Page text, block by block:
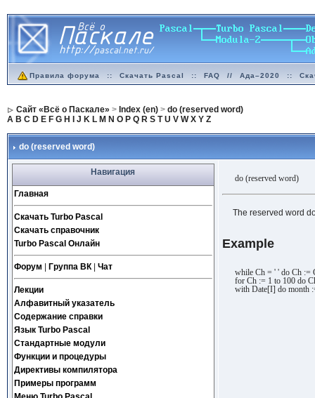
Правила форума :: Скачать Pascal :: FAQ // Ада–2020 ::
Сайт «Всё о Паскале» > Index (en)> do (reserved word)
A B C D E F G H J K L M N O P Q R S T U V W X Y Z
do (reserved word)
Навигация
Главная
Скачать Turbo Pascal
Скачать справочник
Turbo Pascal Онлайн
Форум Группа ВК| Чат
Лекции
Алфавитный указатель
Содержание справки
Язык Turbo Pascal
Стандартные модули
Функции и процедуры
Директивы компилятора
Примеры программ
do (reserved word)
The reserved word
Example
while Ch = ' ' do Ch :=
for Ch := 1 to 100 do
with Date[I] do month